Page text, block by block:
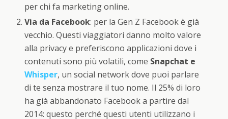
per chi fa marketing online.
Via da Facebook: per la Gen Z Facebook è già
vecchio. Questi viaggiatori danno molto valore
alla privacy e preferiscono applicazioni dove i
contenuti sono più volatili, come Snapchat e
Whisper, un social network dove puoi parlare
di te senza mostrare il tuo nome. Il 25% di loro
ha già abbandonato Facebook a partire dal
2014: questo perché questi utenti utilizzano i